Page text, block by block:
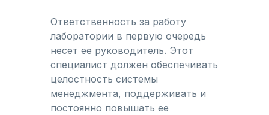
Ответственность за работу
лаборатории в первую очередь
несет ее руководитель. Этот
специалист должен обеспечивать
целостность системы
менеджмента, поддерживать и
постоянно повышать ее